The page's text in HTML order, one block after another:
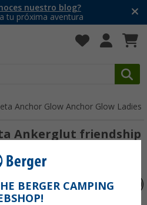
nuestro blog?
tu próxima aventura
Anchor Glow Anchor Glow Ladies
Ankerglut friendship
BERGER CAMPING